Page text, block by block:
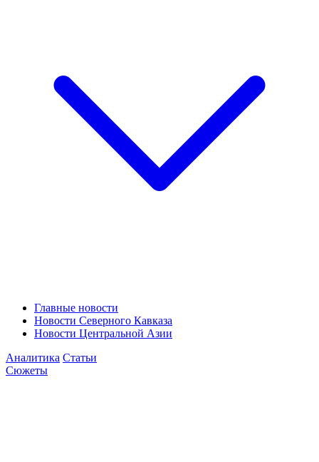
Главные новости
Новости Северного Кавказа
Новости Центральной Азии
Аналитика Статьи
Сюжеты